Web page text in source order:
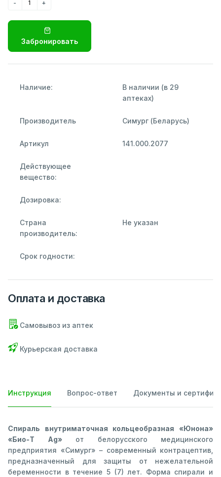
Забронировать
Наличие:
В наличии (в 29
аптеках)
Производитель Симург (Беларусь)
Артикул 141.000.2077
Действующее
вещество:
Дозировка:
Страна
производитель:
Не указан
Срок годности:
Оплата и доставка
Самовывоз из аптек
Курьерская доставка
Инструкция Вопрос-ответ Документы и
Спираль внутриматочная кольцеобразная «Юнона»
«Био-Т Ag»от белорусского медицинского
предприятия «Симург» – современный контрацептив,
предназначенный для защиты от нежелательной
беременности в течение 5 (7) лет. Форма спирали и